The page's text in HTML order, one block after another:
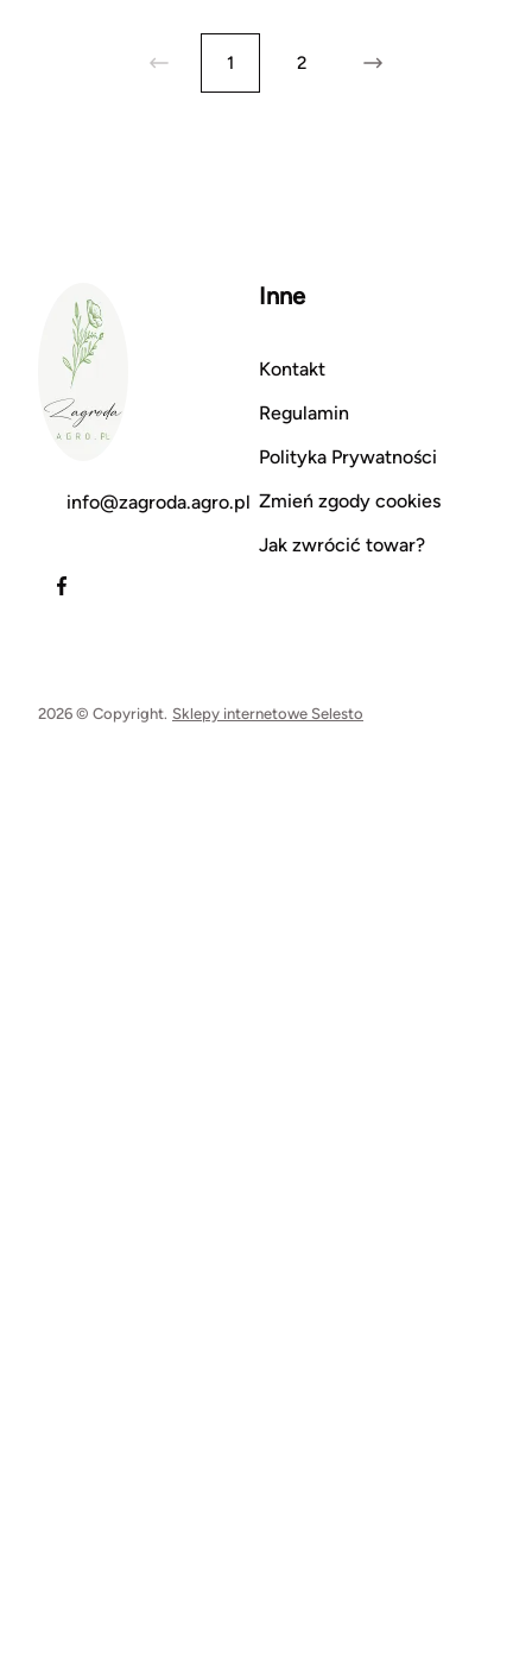
1 2
info@zagroda.agro.pl
Inne
Kontakt
Regulamin
Polityka Prywatności
Zmień zgody cookies
Jak zwrócić towar?
2026 © Copyright. Sklepy internetowe Selesto